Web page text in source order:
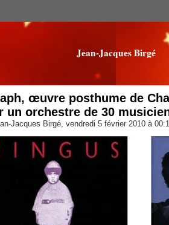
Jean-Jacques Birgé
œuvre posthume de
un orchestre de 30
Jacques Birgé, vendredi 5 février 2010 à